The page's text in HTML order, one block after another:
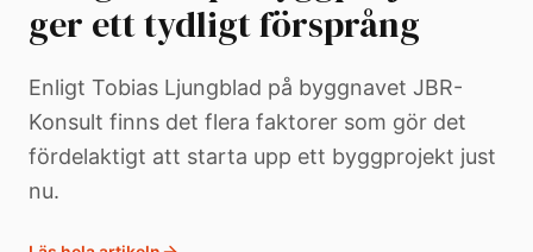
ger ett tydligt försprång
Enligt Tobias Ljungblad på byggnavet JBR-
Konsult finns det flera faktorer som gör det
fördelaktigt att starta upp ett byggprojekt just
nu.